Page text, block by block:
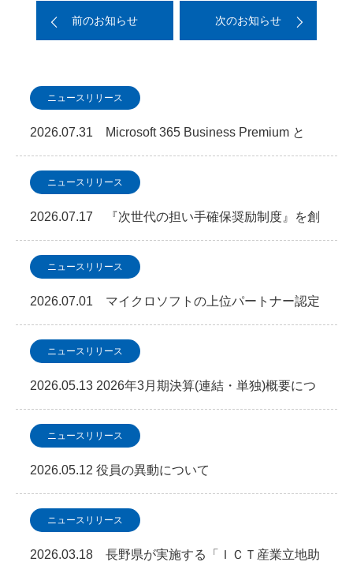
前のお知らせ 次のお知らせ
ニュースリリース
2026.07.31 Microsoft 365 Business Premium と
SOC 監視を…
ニュースリリース
2026.07.17 『次世代の担い手確保奨励制度』を創
設しました
ニュースリリース
2026.07.01 マイクロソフトの上位パートナー認定
資格「Microsoft Copilot」S…
ニュースリリース
2026.05.13 2026年3月期決算(連結・単独)概要につ
いてニュースリリース
2026.05.12 役員の異動について
ニュースリリース
2026.03.18 長野県が実施する「ＩＣＴ産業立地助